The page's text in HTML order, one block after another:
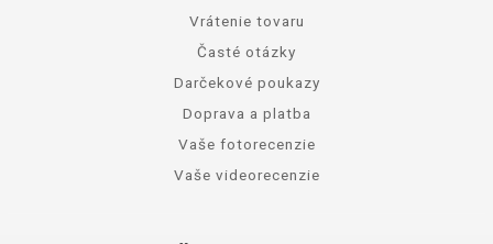
Vrátenie tovaru
Časté otázky
Darčekové poukazy
Doprava a platba
Vaše fotorecenzie
Vaše videorecenzie